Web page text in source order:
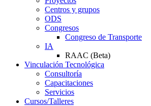
Centros y grupos
ODS
Congresos
Congreso de Transporte
IA
RAAC (Beta)
Vinculación Tecnológica
Consultoría
Capacitaciones
Servicios
Cursos/Talleres